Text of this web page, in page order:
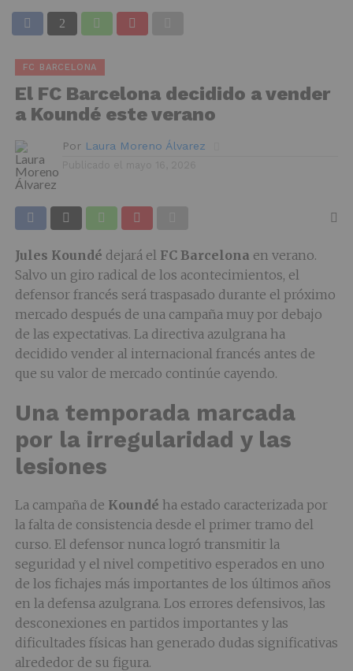
FC BARCELONA
El FC Barcelona decidido a vender
a Koundé este verano
Por Laura Moreno Álvarez
Jules Koundé dejará el FC Barcelona en verano.
Salvo un giro radical de los acontecimientos, el
defensor francés será traspasado durante el próximo
mercado después de una campaña muy por debajo
de las expectativas. La directiva azulgrana ha
decidido vender al internacional francés antes de
que su valor de mercado continúe cayendo.
Una temporada marcada
por la irregularidad y las
lesiones
La campaña de Koundé ha estado caracterizada por
la falta de consistencia desde el primer tramo del
curso. El defensor nunca logró transmitir la
seguridad y el nivel competitivo esperados en uno
de los fichajes más importantes de los últimos años
en la defensa azulgrana. Los errores defensivos, las
desconexiones en partidos importantes y las
dificultades físicas han generado dudas significativas
alrededor de su figura.